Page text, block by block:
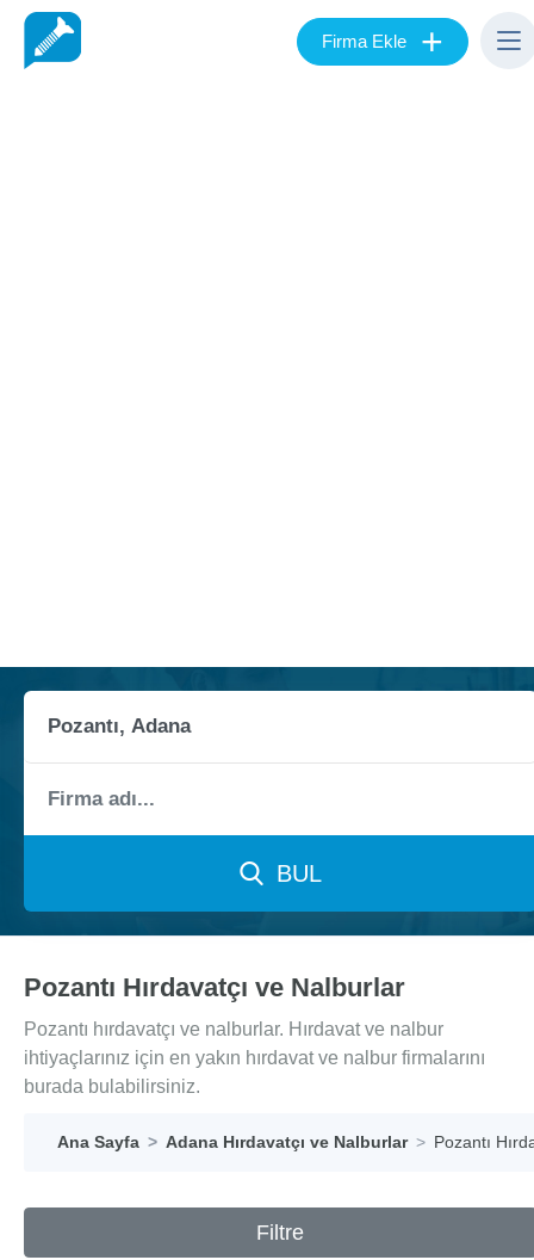
Firma Ekle +
BUL
Pozantı Hırdavatçı ve Nalburlar
Pozantı hırdavatçı ve nalburlar. Hırdavat ve nalbur
ihtiyaçlarınız için en yakın hırdavat ve nalbur firmalarını
burada bulabilirsiniz.
Ana Sayfa Adana Hırdavatçı ve Nalburlar Pozantı
Filtre